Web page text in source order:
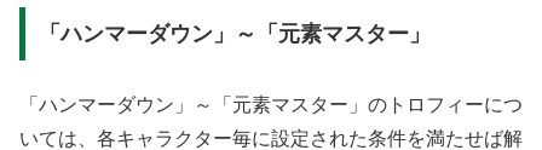
「ハンマーダウン」～「元素マスター」
「ハンマーダウン」～「元素マスター」のトロフィーにつ
いては、各キャラクター毎に設定された条件を満たせば解